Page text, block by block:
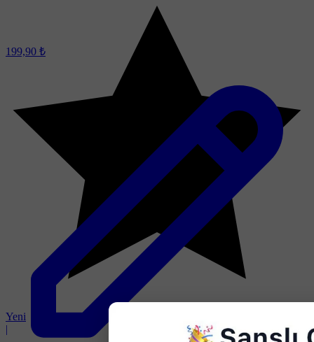
Yeni
|
199,90 ₺